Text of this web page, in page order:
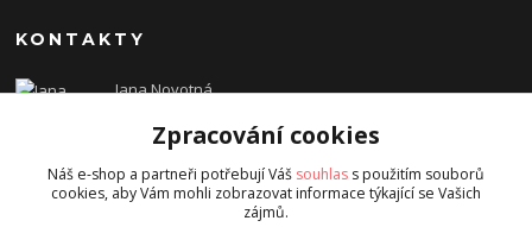
KONTAKTY
Jana Novotná
dzejn.n@email.cz
Zpracování cookies
Náš e-shop a partneři potřebují Váš souhlas s použitím souborů
cookies, aby Vám mohli zobrazovat informace týkající se Vašich
zájmů.